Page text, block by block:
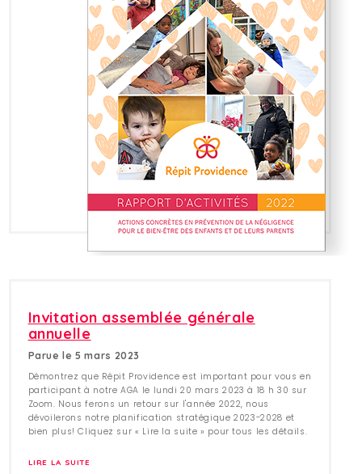
Invitation assemblée générale
annuelle
Parue le 5 mars 2023
Démontrez que Répit Providence est important pour vous en
participant à notre AGA le lundi 20 mars 2023 à 18 h 30 sur
Zoom. Nous ferons un retour sur l'année 2022, nous
dévoilerons notre planification stratégique 2023-2028 et
bien plus! Cliquez sur « Lire la suite » pour tous les détails.
LIRE LA SUITE